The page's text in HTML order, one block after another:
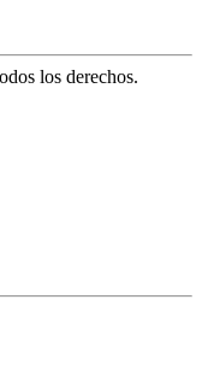
los derechos.